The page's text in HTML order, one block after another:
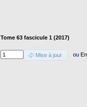
Tome 63 fascicule 1 (2017)
Mise à jour ou